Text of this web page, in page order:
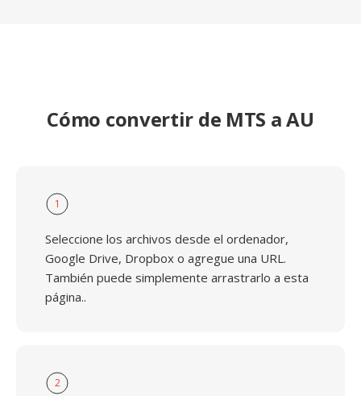
Cómo convertir de MTS a AU
1
Seleccione los archivos desde el ordenador,
Google Drive, Dropbox o agregue una URL.
También puede simplemente arrastrarlo a esta
página..
2